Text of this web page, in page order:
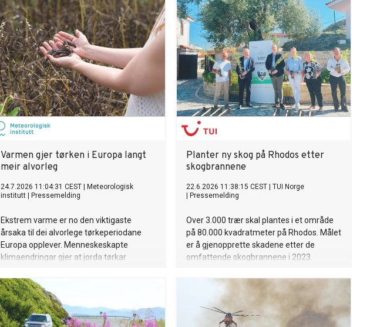
Varmen gjer tørken i Europa langt
meir alvorleg
24.7.2026 11:04:31 CEST
Meteorologisk
institutt
Pressemelding
Ekstrem varme er no den viktigaste
årsaka til dei alvorlege tørkeperiodane
Europa opplever. Menneskeskapte
klimaendringar gjer at jorda tørkar
ikkje har blitt vesentleg mindre, seier ny
studie.
Planter ny skog på Rhodos etter
skogbrannene
22.6.2026 11:38:15 CEST
TUI Norge
Pressemelding
Over 3.000 trær skal plantes i et område
på 80.000 kvadratmeter på Rhodos. Målet
er å gjenopprette skadene etter de
omfattende skogbrannene i 2023.